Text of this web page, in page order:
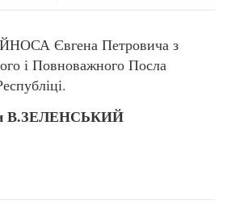
Євгена Петровича з
і Повноважного Посла
В.ЗЕЛЕНСЬКИЙ